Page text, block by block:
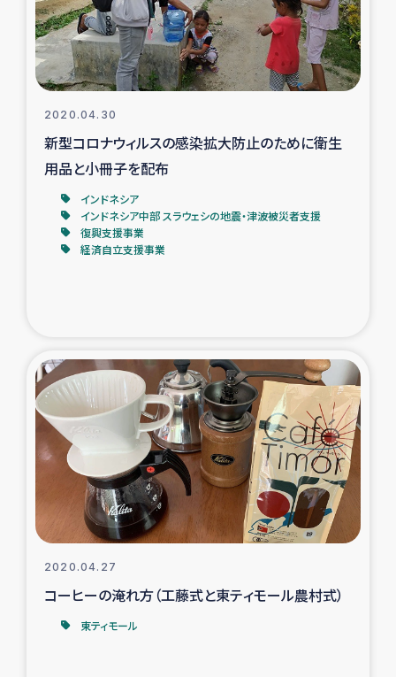
漁業復興支援
インターン・ボランティア日誌
居場所づくり
ガザ空爆被災者への食料支援と農家生産支援
ガザ地区における羊の畜産支援
ガザ地区酪農を通した女性グループの生計支援
ふりかけ普及と食生活改善による栄養改善事業
フェアトレード事業
緊急支援事業
女性の生計向上を通じた子どもの栄養改善事業
2020.04.30
新型コロナウィルスの感染拡大防止のために衛生
用品と小冊子を配布
インドネシア
インドネシア中部 スラウェシの地震・津波被災者支援
復興支援事業
経済自立支援事業
2020.04.27
コーヒーの淹れ方（工藤式と東ティモール農村式）
東ティモール